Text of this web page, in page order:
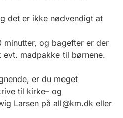
det er ikke nødvendigt at
og bagefter er der
madpakke til børnene.
er du meget
til kirke– og
Larsen på all@km.dk eller